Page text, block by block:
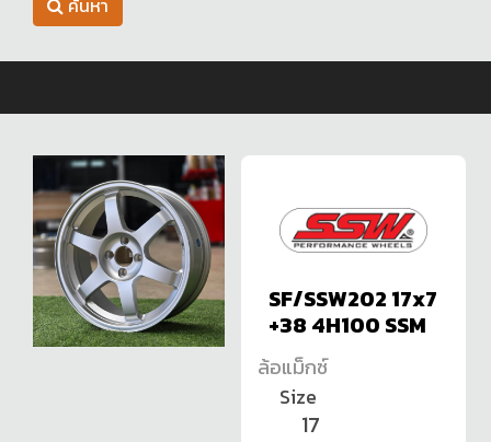
ค้นหา
SF/SSW202 17x7
+38 4H100 SSM
ล้อแม็กซ์
Size
17